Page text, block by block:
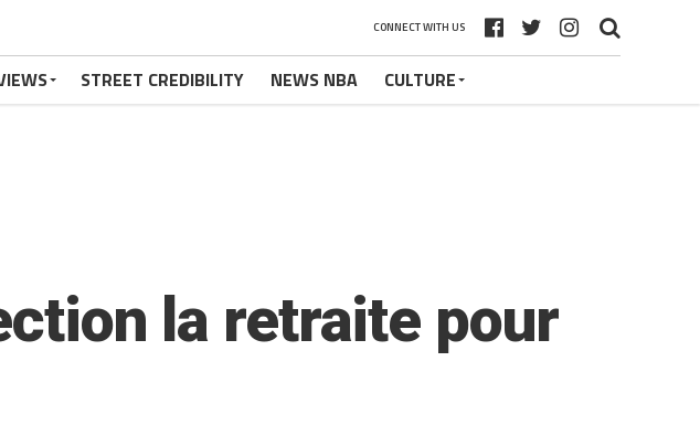
CONNECT WITH US
STREET CREDIBILITY NEWS NBA CULTURE
la retraite pour